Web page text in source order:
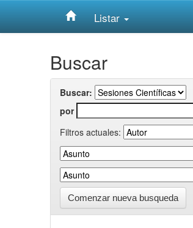
Listar
Buscar
Buscar:
por
Filtros actuales:
Comenzar nueva busqueda